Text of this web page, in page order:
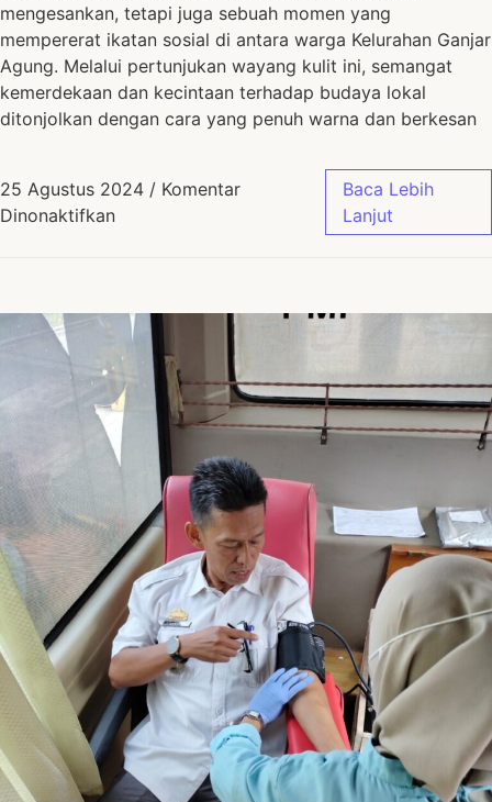
mengesankan, tetapi juga sebuah momen yang
mempererat ikatan sosial di antara warga Kelurahan Ganjar
Agung. Melalui pertunjukan wayang kulit ini, semangat
kemerdekaan dan kecintaan terhadap budaya lokal
ditonjolkan dengan cara yang penuh warna dan berkesan
25 Agustus 2024 / Komentar
Dinonaktifkan
Baca Lebih
Lanjut